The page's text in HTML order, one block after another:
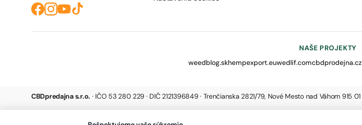
NAŠE PROJEKTY
weedblog.skhempexport.euwedlif.comcbdprodejna.cz
CBDpredajna s.r.o. · IČO 53 280 229 · DIČ 2121396849 · Trenčianska 2821/79, Nové Mesto nad Váhom 915 01